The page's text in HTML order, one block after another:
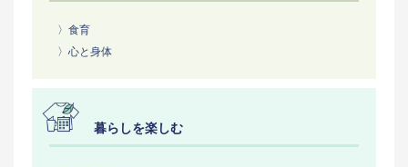
〉食育
〉心と身体
暮らしを楽しむ